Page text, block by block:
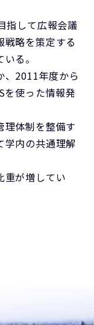
指して広報会議
戦略を策定する
る。
、2011年度から
を使った情報発
理体制を整備す
学内の共通理解
重が増してい